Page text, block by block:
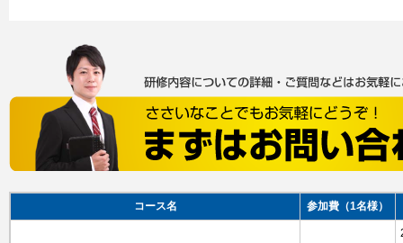
コース名 参加費（1名様）